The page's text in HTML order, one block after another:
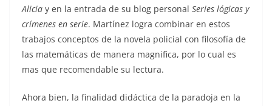
Alicia y en la entrada de su blog personal Series lógicas y
crímenes en serie. Martínez logra combinar en estos
trabajos conceptos de la novela policial con filosofía de
las matemáticas de manera magnifica, por lo cual es
mas que recomendable su lectura.
Ahora bien, la finalidad didáctica de la paradoja en la